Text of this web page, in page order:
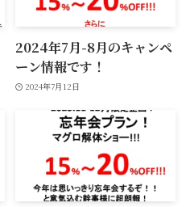
2024年7月-8月のキャンペ
ーン情報です！
2024年7月12日